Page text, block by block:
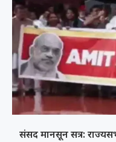
संसद मानसून सत्र: